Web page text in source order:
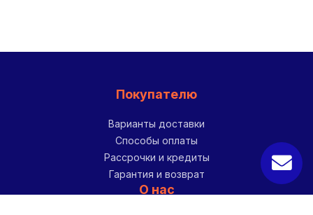
Покупателю
Варианты доставки
Способы оплаты
Рассрочки и кредиты
Гарантия и возврат
О нас